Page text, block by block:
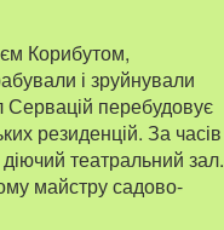
Корибутом,
і зруйнували
Сервацій перебудовує
резиденцій. За часів
театральний зал.
майстру садово-